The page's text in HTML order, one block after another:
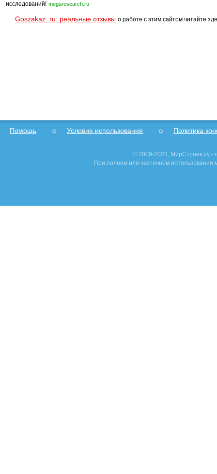
исследований! megaresearch.ru
Goszakaz. ru: реальные отзывы о работе с этим сайтом читайте
Помощь Условия использования Политика
© 2009-2023, МирСтроек.ру -
При полном или частичном использовании